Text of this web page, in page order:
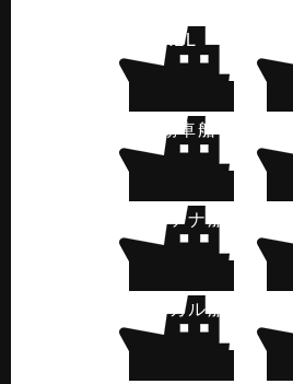
ALL
自動車船
コンテナ船
ケミカル船